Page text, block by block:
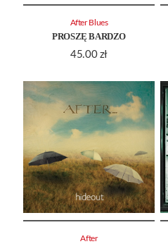
PROSZĘ BARDZO
45.00 zł
After Blues
After